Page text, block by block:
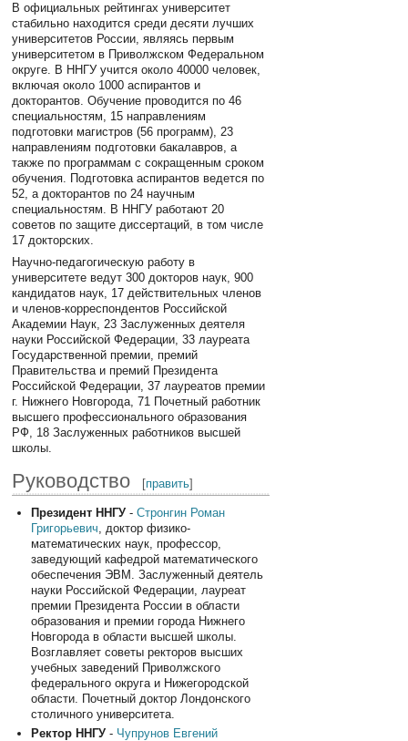
В официальных рейтингах университет
стабильно находится среди десяти лучших
университетов России, являясь первым
университетом в Приволжском Федеральном
округе. В ННГУ учится около 40000 человек,
включая около 1000 аспирантов и
докторантов. Обучение проводится по 46
специальностям, 15 направлениям
подготовки магистров (56 программ), 23
направлениям подготовки бакалавров, а
также по программам с сокращенным сроком
обучения. Подготовка аспирантов ведется по
52, а докторантов по 24 научным
специальностям. В ННГУ работают 20
советов по защите диссертаций, в том числе
17 докторских.
Научно-педагогическую работу в
университете ведут 300 докторов наук, 900
кандидатов наук, 17 действительных членов
и членов-корреспондентов Российской
Академии Наук, 23 Заслуженных деятеля
науки Российской Федерации, 33 лауреата
Государственной премии, премий
Правительства и премий Президента
Российской Федерации, 37 лауреатов премии
г. Нижнего Новгорода, 71 Почетный работник
высшего профессионального образования
РФ, 18 Заслуженных работников высшей
школы.
Руководство [править]
Президент ННГУ- Стронгин Роман
Григорьевич , доктор физико-
математических наук, профессор,
заведующий кафедрой математического
обеспечения ЭВМ. Заслуженный деятель
науки Российской Федерации, лауреат
премии Президента России в области
образования и премии города Нижнего
Новгорода в области высшей школы.
Возглавляет советы ректоров высших
учебных заведений Приволжского
федерального округа и Нижегородской
области. Почетный доктор Лондонского
столичного университета.
Ректор ННГУ- Чупрунов Евгений